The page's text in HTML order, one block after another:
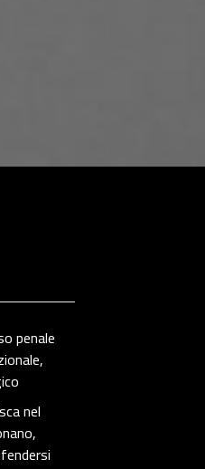
penale
nel